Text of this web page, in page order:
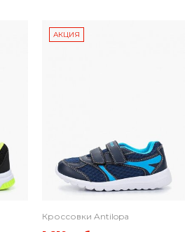
АКЦИЯ
Кроссовки Antilopa